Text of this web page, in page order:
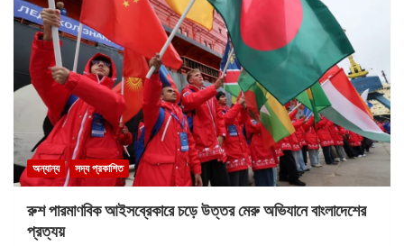
অন্যান্য সদ্য প্রকাশিত
রুশ পারমাণবিক আইসব্রেকারে চড়ে উত্তর মেরু অভিযানে বাংলাদেশের
প্রত্যয়